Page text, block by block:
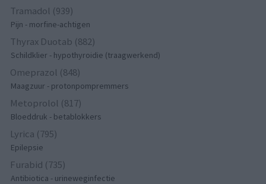
Tramadol (939)
Pijn - morfine-achtigen
Thyrax Duotab (882)
Schildklier - hypothyroidie (traagwerkend)
Omeprazol (848)
Maagzuur - protonpompremmers
Metoprolol (817)
Bloeddruk - betablokkers
Lyrica (795)
Epilepsie
Furabid (735)
Antibiotica - urineweginfectie